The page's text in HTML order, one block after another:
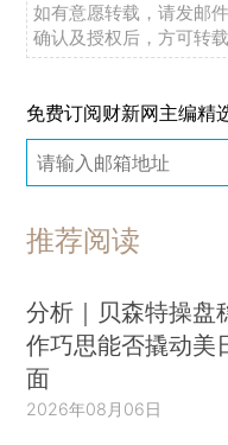
如有意愿转载，请发邮
确认及授权后，方可转载
免费订阅财新网主编精
推荐阅读
分析｜贝森特操盘
作巧思能否撬动美
面
2026年08月06日